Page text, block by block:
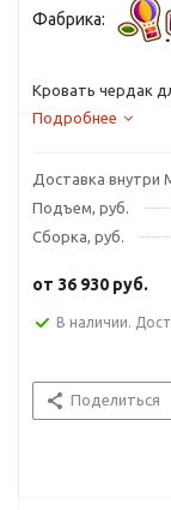
Фабрика:
Кровать чердак
Подробнее
Доставка внутри
Подъем, руб.
Сборка, руб.
от 36 930 руб.
В наличии.
Поделиться